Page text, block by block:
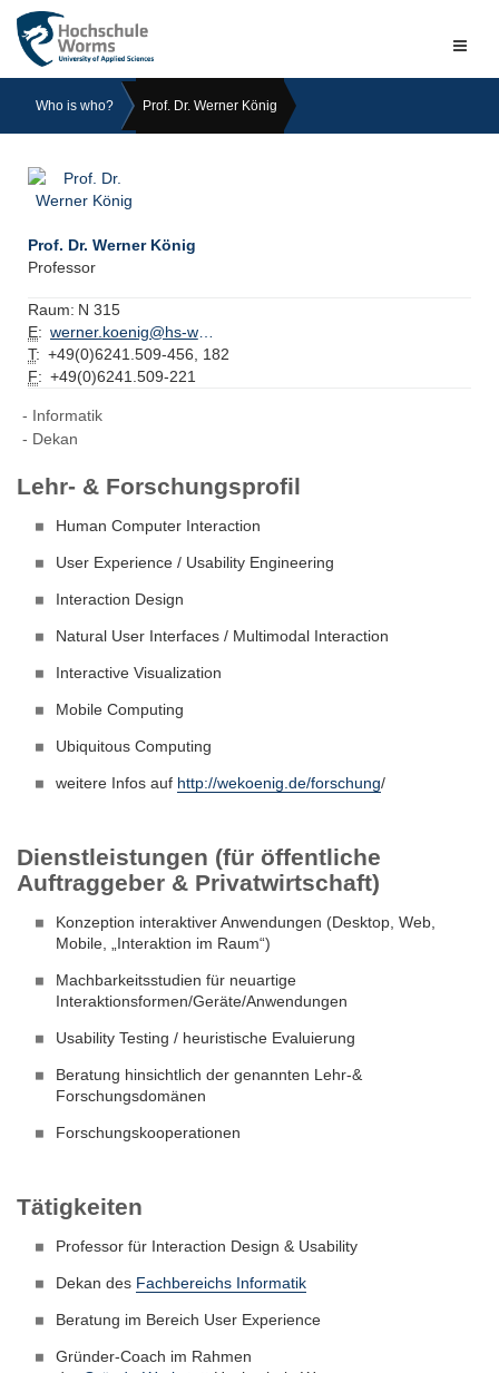
Who is who? Prof. Dr. Werner König
Prof. Dr. Werner König
Professor
Raum: N 315
E:
werner.koenig@hs-worms.de
T: +49(0)6241.509-456, 182
F: +49(0)6241.509-221
Informatik
Dekan
Lehr- & Forschungsprofil
Human Computer Interaction
User Experience / Usability Engineering
Interaction Design
Natural User Interfaces / Multimodal Interaction
Interactive Visualization
Mobile Computing
Ubiquitous Computing
weitere Infos auf http://wekoenig.de/forschung/
Dienstleistungen (für öffentliche
Auftraggeber & Privatwirtschaft)
Konzeption interaktiver Anwendungen (Desktop, Web,
Mobile, „Interaktion im Raum“)
Machbarkeitsstudien für neuartige
Interaktionsformen/Geräte/Anwendungen
Usability Testing / heuristische Evaluierung
Beratung hinsichtlich der genannten Lehr-&
Forschungsdomänen
Forschungskooperationen
Tätigkeiten
Professor für Interaction Design & Usability
Dekan des Fachbereichs Informatik
Beratung im Bereich User Experience
Gründer-Coach im Rahmen